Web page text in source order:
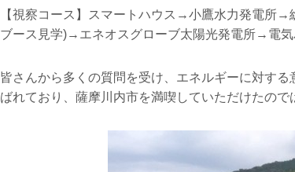
【視察コース】スマートハウス→小鷹水力発電所
ブース見学)→エネオスグローブ太陽光発電所→電
皆さんから多くの質問を受け、エネルギーに対す
ばれており、薩摩川内市を満喫していただけたので